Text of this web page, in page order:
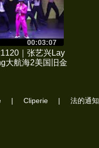
00:03:07
｜张艺兴Lay
大航海2美国旧金
| Cliperie | 法的通知